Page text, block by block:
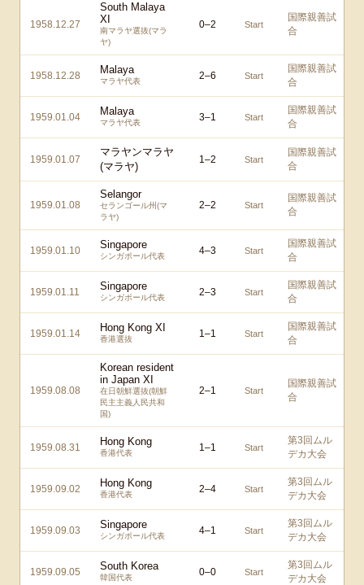
1958.12.27
South Malaya
XI
南マラヤ選抜(マラ
ヤ)
0–2 Start
国際親善試
合
1958.12.28 Malaya
マラヤ代表 2–6 Start
国際親善試
合
1959.01.04 Malaya
マラヤ代表 3–1 Start
国際親善試
合
1959.01.07
マラヤンマラヤ
(マラヤ)
1–2 Start
国際親善試
合
1959.01.08
Selangor
セランゴール州(マ
ラヤ)
2–2 Start
国際親善試
合
1959.01.10 Singapore
シンガポール代表 4–3 Start
国際親善試
合
1959.01.11 Singapore
シンガポール代表 2–3 Start
国際親善試
合
1959.01.14 Hong Kong XI
香港選抜 1–1 Start
国際親善試
合
1959.08.08
Korean resident
in Japan XI
在日朝鮮選抜(朝鮮
民主主義人民共和
国)
2–1 Start
国際親善試
合
1959.08.31 Hong Kong
香港代表 1–1 Start
第3回ムル
デカ大会
1959.09.02 Hong Kong
香港代表 2–4 Start
第3回ムル
デカ大会
1959.09.03 Singapore
シンガポール代表 4–1 Start
第3回ムル
デカ大会
1959.09.05 South Korea
韓国代表 0–0 Start
第3回ムル
デカ大会